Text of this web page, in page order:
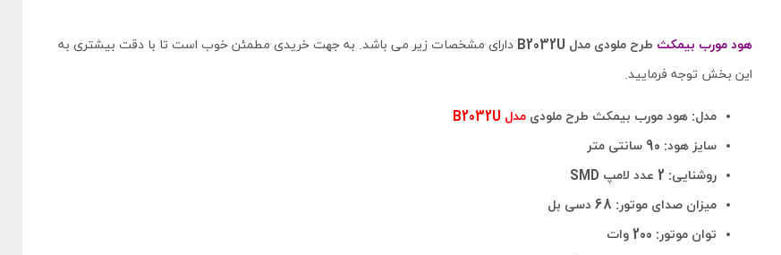
هود مورب بیمکث طرح ملودی مدل B2032U
دارای مشخصات زیر می باشد. به جهت خریدی مطمئن خوب است تا با دقت بیشتری به
این بخش توجه فرمایید.
مدل: هود مورب بیمکث طرح ملودی مدل B2032U
سایز هود: 90 سانتی متر
روشنایی: 2 عدد لامپ SMD
میزان صدای موتور: 68 دسی بل
توان موتور: 200 وات